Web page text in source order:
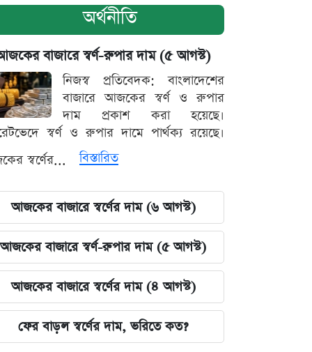
অর্থনীতি
বাজারে স্বর্ণ-রুপার দাম (৫ আগস্ট)
নিজস্ব প্রতিবেদক: বাংলাদেশের
বাজারে আজকের স্বর্ণ ও রুপার
দাম প্রকাশ করা হয়েছে।
স্বর্ণ ও রুপার দামে পার্থক্য রয়েছে।
স্বর্ণের...
বিস্তারিত
আজকের বাজারে স্বর্ণের দাম (৬ আগস্ট)
আজকের বাজারে স্বর্ণ-রুপার দাম (৫ আগস্ট)
আজকের বাজারে স্বর্ণের দাম (৪ আগস্ট)
ফের বাড়ল স্বর্ণের দাম, ভরিতে কত?